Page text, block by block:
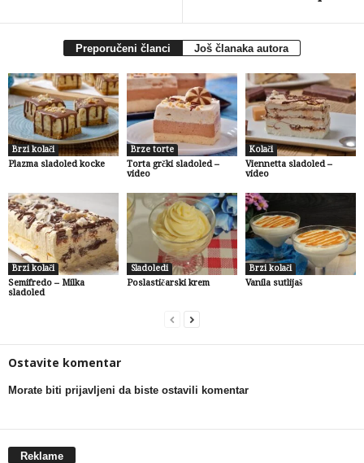
Preporučeni članci Još članaka autora
Brzi kolači
Plazma sladoled kocke
Brze torte
Torta grčki sladoled –
video
Kolači
Viennetta sladoled –
video
Brzi kolači
Semifredo – Milka
sladoled
Sladoledi
Poslastičarski krem
Brzi kolači
Vanila sutlijaš
Ostavite komentar
Morate biti prijavljeni da biste ostavili komentar
Reklame